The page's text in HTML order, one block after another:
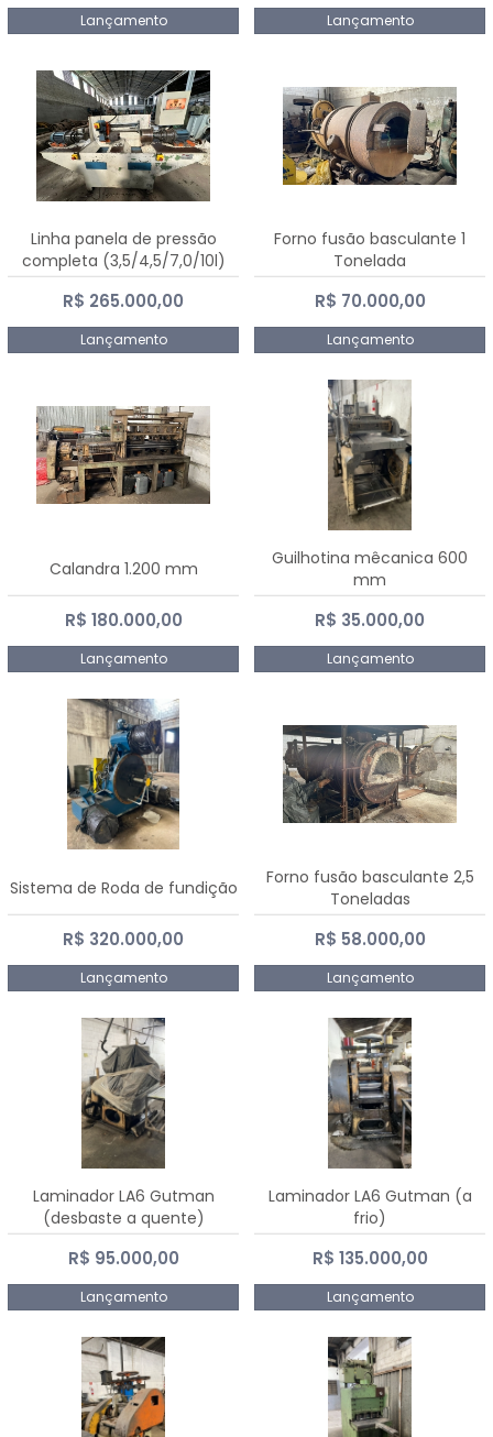
Lançamento Lançamento
Linha panela de pressão
completa (3,5/4,5/7,0/10l)
R$ 265.000,00
Lançamento
Forno fusão basculante 1
Tonelada
R$ 70.000,00
Lançamento
Calandra 1.200 mm
R$ 180.000,00
Lançamento
Guilhotina mêcanica 600
mm
R$ 35.000,00
Lançamento
Sistema de Roda de fundição
R$ 320.000,00
Lançamento
Forno fusão basculante 2,5
Toneladas
R$ 58.000,00
Lançamento
Laminador LA6 Gutman
(desbaste a quente)
R$ 95.000,00
Lançamento
Laminador LA6 Gutman (a
frio)
R$ 135.000,00
Lançamento